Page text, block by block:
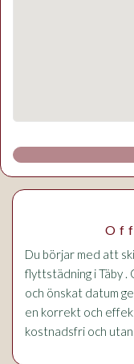
Du börjar med att
flyttstädning i Täby
och önskat datum
en korrekt och
kostnadsfri och utan